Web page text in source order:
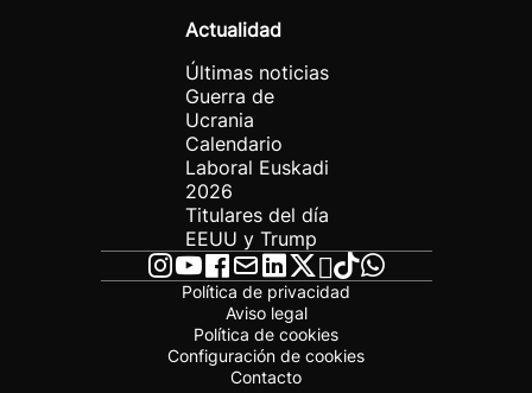
Actualidad
Últimas noticias
Guerra de
Ucrania
Calendario
Laboral Euskadi
2026
Titulares del día
EEUU y Trump
Política de privacidad
Aviso legal
Política de cookies
Configuración de cookies
Contacto